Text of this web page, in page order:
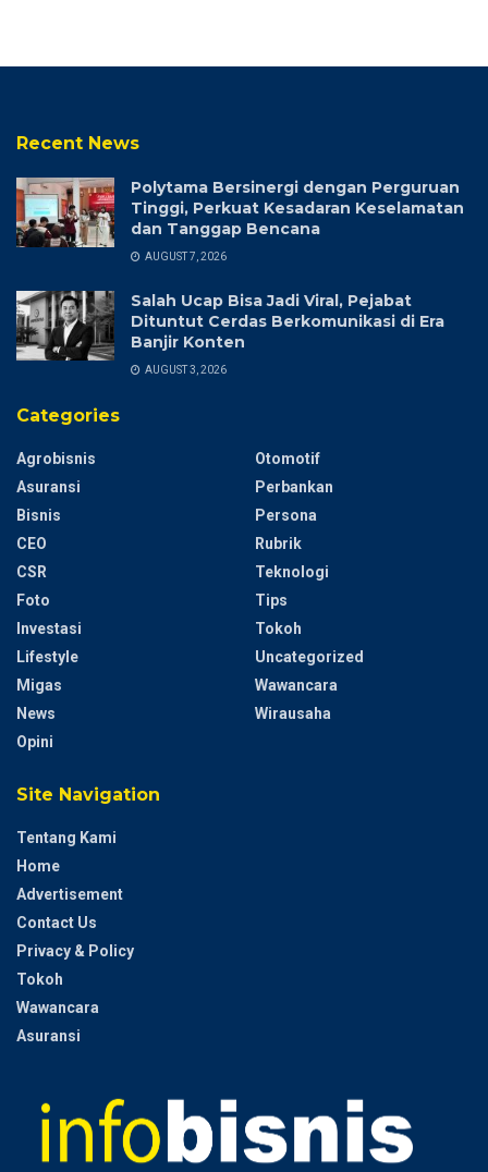
Recent News
Polytama Bersinergi dengan Perguruan
Tinggi, Perkuat Kesadaran Keselamatan
dan Tanggap Bencana
AUGUST 7, 2026
Salah Ucap Bisa Jadi Viral, Pejabat
Dituntut Cerdas Berkomunikasi di Era
Banjir Konten
AUGUST 3, 2026
Categories
Agrobisnis
Asuransi
Bisnis
CEO
CSR
Foto
Investasi
Lifestyle
Migas
News
Opini
Otomotif
Perbankan
Persona
Rubrik
Teknologi
Tips
Tokoh
Uncategorized
Wawancara
Wirausaha
Site Navigation
Tentang Kami
Home
Advertisement
Contact Us
Privacy & Policy
Tokoh
Wawancara
Asuransi